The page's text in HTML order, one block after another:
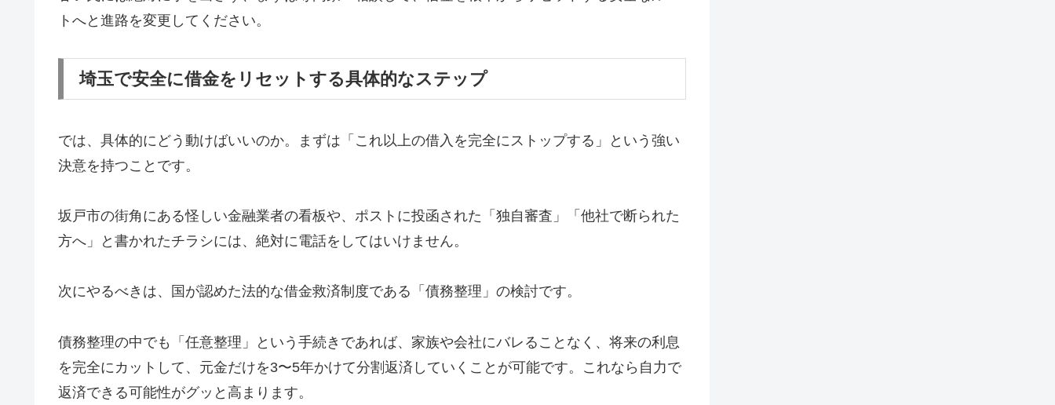
トへと進路を変更してください。
埼玉で安全に借金をリセットする具体的なステップ
では、具体的にどう動けばいいのか。まずは「これ以上の借入を完全にストップする」という強い
決意を持つことです。
坂戸市の街角にある怪しい金融業者の看板や、ポストに投函された「独自審査」「他社で断られた
方へ」と書かれたチラシには、絶対に電話をしてはいけません。
次にやるべきは、国が認めた法的な借金救済制度である「債務整理」の検討です。
債務整理の中でも「任意整理」という手続きであれば、家族や会社にバレることなく、将来の利息
を完全にカットして、元金だけを3〜5年かけて分割返済していくことが可能です。これなら自力で
返済できる可能性がグッと高まります。